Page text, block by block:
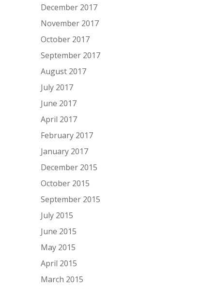
December 2017
November 2017
October 2017
September 2017
August 2017
July 2017
June 2017
April 2017
February 2017
January 2017
December 2015
October 2015
September 2015
July 2015
June 2015
May 2015
April 2015
March 2015